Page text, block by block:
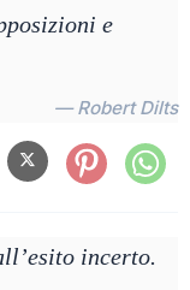
e
— Robert Dilts
incerto.